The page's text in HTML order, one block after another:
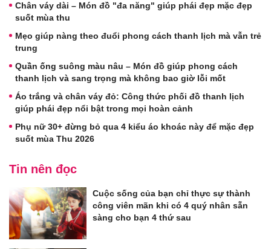
Chân váy dài – Món đồ "đa năng" giúp phái đẹp mặc đẹp
suốt mùa thu
Mẹo giúp nàng theo đuổi phong cách thanh lịch mà vẫn trẻ
trung
Quần ống suông màu nâu – Món đồ giúp phong cách
thanh lịch và sang trọng mà không bao giờ lỗi mốt
Áo trắng và chân váy đỏ: Công thức phối đồ thanh lịch
giúp phái đẹp nổi bật trong mọi hoàn cảnh
Phụ nữ 30+ đừng bỏ qua 4 kiểu áo khoác này để mặc đẹp
suốt mùa Thu 2026
Tin nên đọc
Cuộc sống của bạn chỉ thực sự thành
công viên mãn khi có 4 quý nhân sẵn
sàng cho bạn 4 thứ sau